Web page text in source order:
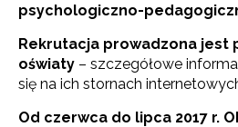
psychologiczno-
Rekrutacja prowadzona jest
oświaty – szczegółowe
się na ich stornach
Od czerwca do lipca 2017 r.